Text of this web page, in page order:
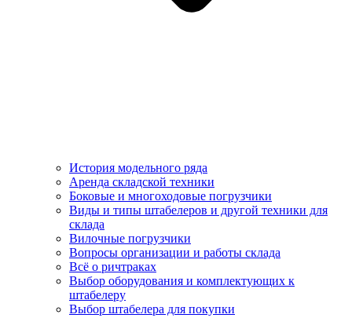
История модельного ряда
Аренда складской техники
Боковые и многоходовые погрузчики
Виды и типы штабелеров и другой техники для
склада
Вилочные погрузчики
Вопросы организации и работы склада
Всё о ричтраках
Выбор оборудования и комплектующих к
штабелеру
Выбор штабелера для покупки